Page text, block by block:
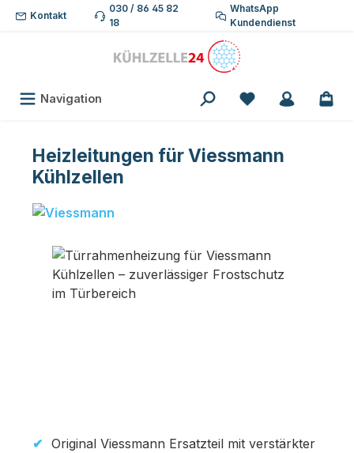
Zum Hauptinhalt springen
Kontakt
030 / 86 45 82
18
WhatsApp
Kundendienst
Navigation Du hast 0
Heizleitungen für Viessmann
Kühlzellen
Bildergalerie überspringen
Original Viessmann Ersatzteil mit verstärkter